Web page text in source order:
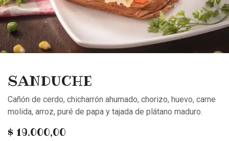
SANDUCHE
Cañón de cerdo, chicharrón ahumado, chorizo, huevo, carne
molida, arroz, puré de papa y tajada de plátano maduro.
$ 19.000,00